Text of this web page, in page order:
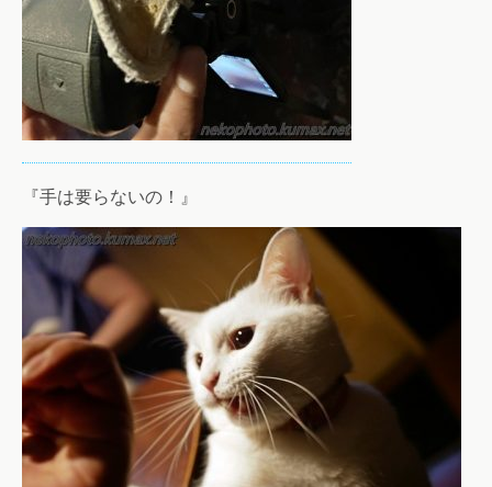
『手は要らないの！』